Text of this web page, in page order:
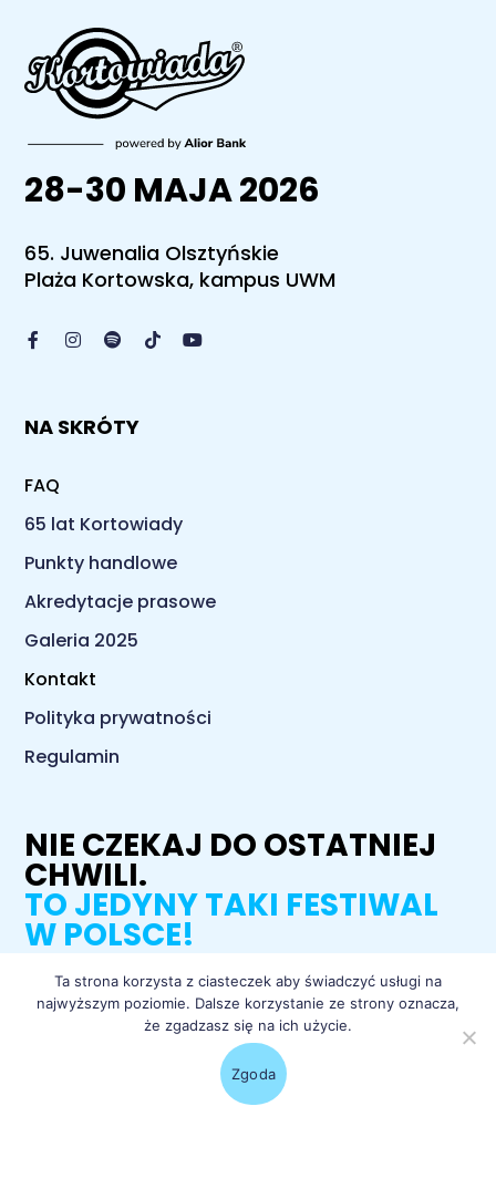
28-30 MAJA 2026
65. Juwenalia Olsztyńskie
Plaża Kortowska, kampus UWM
NA SKRÓTY
FAQ
65 lat Kortowiady
Punkty handlowe
Akredytacje prasowe
Galeria 2025
Kontakt
Polityka prywatności
Regulamin
NIE CZEKAJ DO OSTATNIEJ
CHWILI.
TO JEDYNY TAKI FESTIWAL
W POLSCE!
łap bilety
Ta strona korzysta z ciasteczek aby świadczyć usługi na
najwyższym poziomie. Dalsze korzystanie ze strony oznacza,
że zgadzasz się na ich użycie.
Zgoda